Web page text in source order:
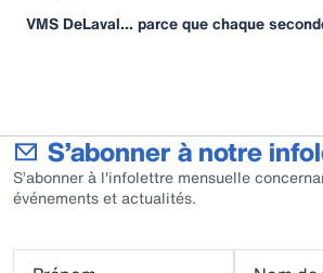
VMS DeLaval… parce que chaque
S’abonner à notre
S’abonner à l'infolettre mensuelle
événements et actualités.